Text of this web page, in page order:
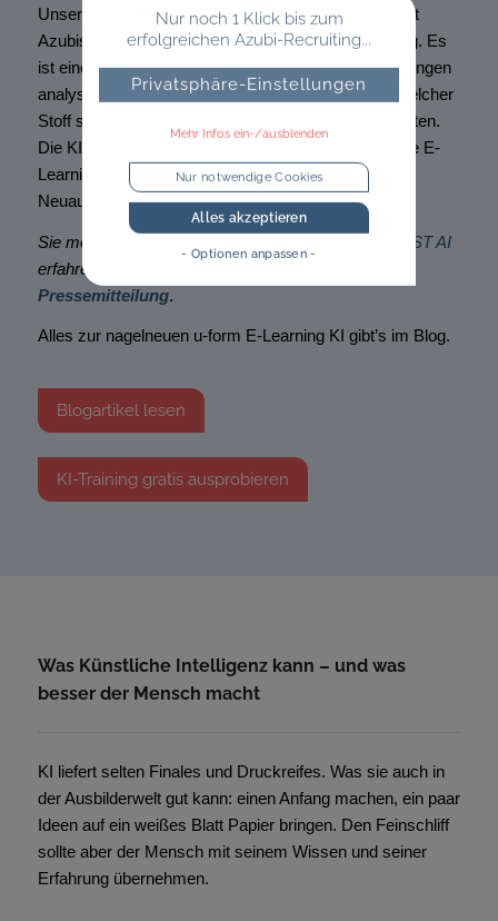
Unser E-Learning-Tool ist nun noch schlauer und hilft
Azubis so noch besser bei der Prüfungsvorbereitung. Es
ist eine KI im Einsatz, die Antworten auf Probe-Prüfungen
analysieren kann. So wissen Azubis ganz genau, welcher
Stoff schon richtig sitzt und was sie wiederholen sollten.
Die KI ist für erste Berufe schon heute verfügbar. Die E-
Learnings weiterer Berufe werden mit den nächsten
Neuauflagen ebenfalls aktualisiert.
Sie möchten mehr über unsere Kooperation mit
WEST AI
erfahren? Lesen Sie hier eine spannende
Pressemitteilung.
Alles zur nagelneuen u-form E-Learning KI gibt’s im Blog.
Blogartikel lesen
KI-Training gratis ausprobieren
Was Künstliche Intelligenz kann – und was
besser der Mensch macht
KI liefert selten Finales und Druckreifes. Was sie auch in
der Ausbilderwelt gut kann: einen Anfang machen, ein paar
Ideen auf ein weißes Blatt Papier bringen. Den Feinschliff
sollte aber der Mensch mit seinem Wissen und seiner
Erfahrung übernehmen.
Nur noch 1 Klick bis zum
erfolgreichen Azubi-Recruiting...
Privatsphäre-Einstellungen
Mehr Infos ein-/ausblenden
Nur notwendige Cookies
Alles akzeptieren
- Optionen anpassen -